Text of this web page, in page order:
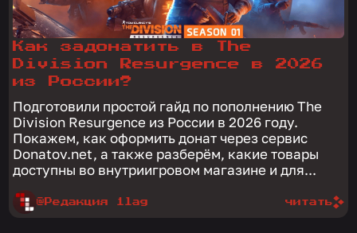
Как задонатить в The
Division Resurgence в 2026
из России?
Подготовили простой гайд по пополнению The
Division Resurgence из России в 2026 году.
Покажем, как оформить донат через сервис
Donatov.net, а также разберём, какие товары
доступны во внутриигровом магазине и для...
@Редакция 1lag читать